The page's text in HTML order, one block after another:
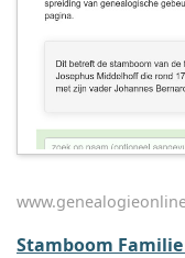
Stamboom